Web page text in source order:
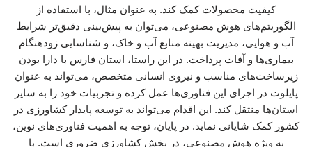
کیفیت محصولات کمک کند. به عنوان مثال، با استفاده از
الگوریتم‌های هوش مصنوعی، می‌توان به پیش‌بینی دقیق‌تر شرایط
آب و هوایی، مدیریت بهینه منابع آب و خاک، و شناسایی زودهنگام
بیماری‌ها و آفات پرداخت. در این راستا، استان فارس با دارا بودن
زیرساخت‌های مناسب و نیروی انسانی متخصص، می‌تواند به عنوان
پایلوت در اجرای این فناوری‌ها عمل کرده و تجربیات خود را به سایر
استان‌ها منتقل کند. این اقدام می‌تواند به توسعه پایدار کشاورزی در
کشور کمک شایانی نماید. در پایان، توجه به اهمیت فناوری‌های نوین،
به ویژه هوش مصنوعی، در بخش کشاورزی ضروری است. با